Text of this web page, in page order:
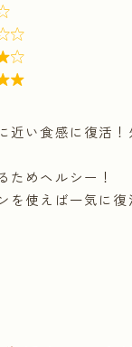
い食感に復活！
めヘルシー！
使えば一気に復